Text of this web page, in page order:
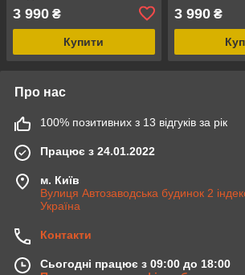
3 990 ₴
Купити
3 990₴
Про нас
100% позитивних з 13 відгуків за рік
Працює з 24.01.2022
м. Київ
Вулиця Автозаводська будинок 2
Україна
Контакти
Сьогодні працює з 09:00 до 18:00